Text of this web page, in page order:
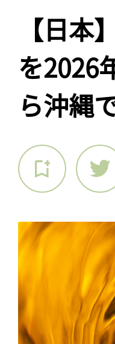
【日
を2026
ら沖縄